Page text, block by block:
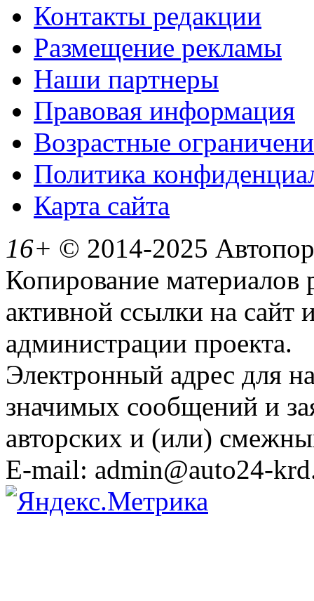
Контакты редакции
Размещение рекламы
Наши партнеры
Правовая информация
Возрастные
Политика
Карта сайта
16+ © 2014-2025
Копирование материалов
активной ссылки на сайт
администрации проекта.
Электронный адрес для
значимых сообщений и
авторских и (или)
E-mail: admin@auto24-